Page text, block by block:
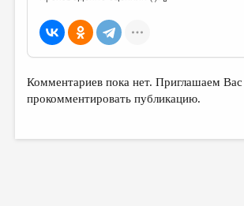
Комментариев пока нет. Приглашаем Вас
прокомментировать публикацию.